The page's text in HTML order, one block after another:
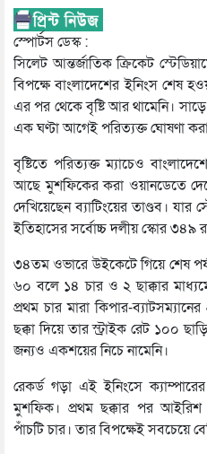
স্পোর্টস ডেস্ক :
সিলেট আন্তর্জাতিক ক্রিকেট
বিপক্ষে বাংলাদেশের ইনিংস শেষ
এর পর থেকে বৃষ্টি আর থামেনি।
এক ঘণ্টা আগেই পরিত্যক্ত ঘোষণা করা
বৃষ্টিতে পরিত্যক্ত ম্যাচেও
আছে মুশফিকের করা ওয়ানডেতে
দেখিয়েছেন ব্যাটিংয়ের তাণ্ডব।
ইতিহাসের সর্বোচ্চ দলীয় স্কোর ৩৪৯
৩৪তম ওভারে উইকেটে গিয়ে শেষ
৬০ বলে ১৪ চার ও ২ ছাক্কার
প্রথম চার মারা কিপার-
ছক্কা দিয়ে তার স্ট্রাইক রেট ১০০
জন্যও একশয়ের নিচে নামেনি।
রেকর্ড গড়া এই ইনিংসে
মুশফিক। প্রথম ছক্কার পর
পাঁচটি চার। তার বিপক্ষেই সবচেয়ে